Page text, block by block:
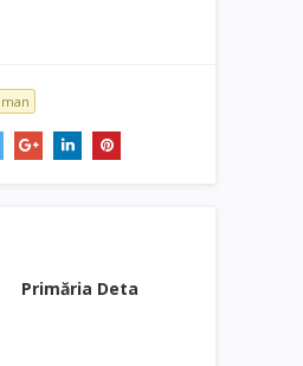
Primăria Deta